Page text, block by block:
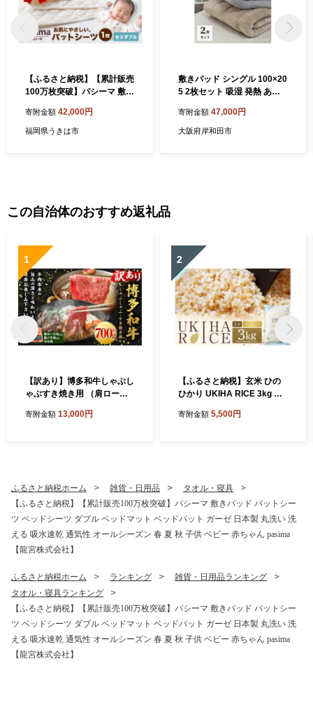
【ふるさと納税】【累計販売
100万枚突破】パシーマ 敷き
シーツ セミダブル ベッドマ
ット ベッドパット ガーゼ 日
寄附金額 42,000円
福岡県うきは市
敷きパッド シングル 100×20
5 2枚セット 吸湿 発熱 あっ
ッド パッド マット ベッドパ
ッド ベッドパット ベッドシ
寄附金額 47,000円
大阪府岸和田市
この自治体のおすすめ返礼品
1
【訳あり】博多和牛しゃぶし
ゃぶすき焼き用 （肩ロース
g 肉 牛肉 牛 和牛 国産牛 しゃ
寄附金額 13,000円
2
【ふるさと納税】玄米 ひの
ひかり UKIHA RICE 3kg 特
産 米 こめ ご飯 コメ ごはん
寄附金額 5,500円
ふるさと納税ホーム 雑貨・日用品
タオル・寝具
【ふるさと納税】【累計販売100万枚突破】パシーマ 敷きパッド パットシー
ツ ベッドシーツ ダブル ベッドマット ベッドパット ガーゼ 日本製 丸洗い 洗
える 吸水速乾 通気性 オールシーズン 春 夏 秋 子供 ベビー 赤ちゃん pasima
【龍宮株式会社】
ふるさと納税ホーム ランキング
雑貨・日用品ランキング
タオル・寝具ランキング
【ふるさと納税】【累計販売100万枚突破】パシーマ 敷きパッド パットシー
ツ ベッドシーツ ダブル ベッドマット ベッドパット ガーゼ 日本製 丸洗い 洗
える 吸水速乾 通気性 オールシーズン 春 夏 秋 子供 ベビー 赤ちゃん pasima
【龍宮株式会社】